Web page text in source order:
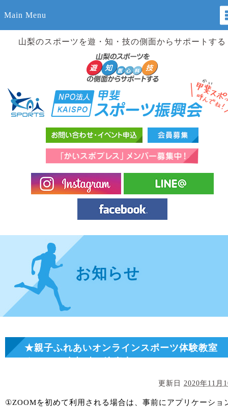
Main Menu
山梨のスポーツを遊・知・技の側面からサポートする
お知らせ
★親子ふれあいオンラインスポーツ体験教室
更新日 2020年11月
①ZOOMを初めて利用される場合は、事前にアプリケーショ